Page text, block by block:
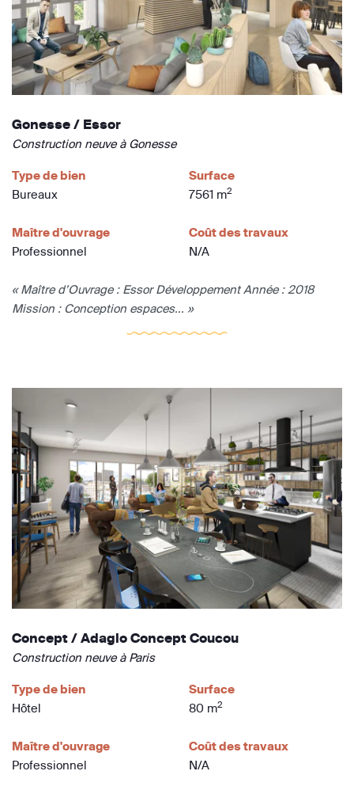
Gonesse / Essor
Construction neuve à Gonesse
Type de bien
Bureaux
Surface
7561 m2
Maître d'ouvrage
Professionnel
Coût des travaux
N/A
« Maître d’Ouvrage : Essor Développement Année : 2018
Mission : Conception espaces... »
Concept / Adagio Concept Coucou
Construction neuve à Paris
Type de bien
Hôtel
Surface
80 m2
Maître d'ouvrage
Professionnel
Coût des travaux
N/A